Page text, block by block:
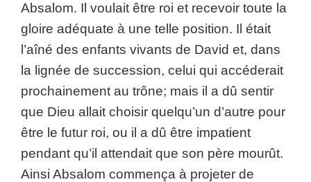
Absalom. Il voulait être roi et recevoir toute la
gloire adéquate à une telle position. Il était
l’aîné des enfants vivants de David et, dans
la lignée de succession, celui qui accéderait
prochainement au trône; mais il a dû sentir
que Dieu allait choisir quelqu’un d’autre pour
être le futur roi, ou il a dû être impatient
pendant qu’il attendait que son père mourût.
Ainsi Absalom commença à projeter de